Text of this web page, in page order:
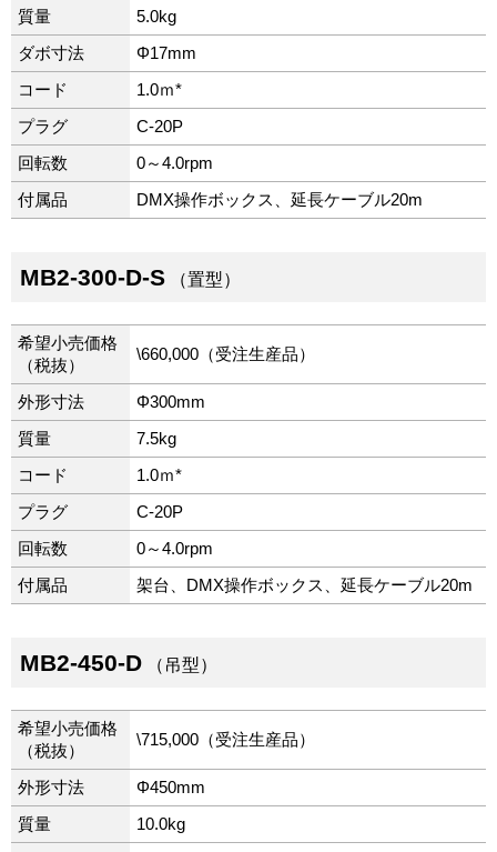
質量 5.0kg
ダボ寸法 Φ17mm
コード 1.0ｍ*
プラグ C-20P
回転数 0～4.0rpm
付属品 DMX操作ボックス、延長ケーブル20m
MB2-300-D-S （置型）
希望小売価格
（税抜）
\660,000（受注生産品）
外形寸法 Φ300mm
質量 7.5kg
コード 1.0ｍ*
プラグ C-20P
回転数 0～4.0rpm
付属品 架台、DMX操作ボックス、延長ケーブル20m
MB2-450-D （吊型）
希望小売価格
（税抜）
\715,000（受注生産品）
外形寸法 Φ450mm
質量 10.0kg